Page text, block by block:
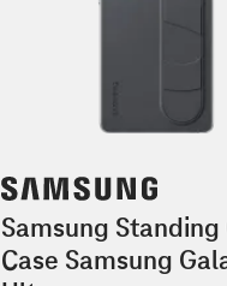
Samsung Standing
Case Samsung